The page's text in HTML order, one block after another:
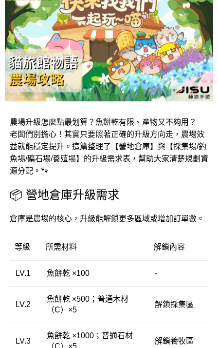
農場升級怎麼點最划算？魚餅乾有限、產物又不夠用？
老闆們別擔心！其實只要照著正確的升級方向走，農場效
益就能穩定提升。這篇整理了【營地倉庫】與【採集場/釣
魚場/礦石場/養殖場】的升級需求表，幫助大家清楚規劃資
源分配。🐾
📦 營地倉庫升級需求
倉庫是農場的核心，升級能解鎖更多區域或增加訂單數。
等級 所需材料 解鎖內容
LV.1 魚餅乾 ×100 -
LV.2
魚餅乾 ×500；普通木材
（C）×5
解鎖採集區
LV.3
魚餅乾 ×1000；普通石材
（C）×5
解鎖養牧區